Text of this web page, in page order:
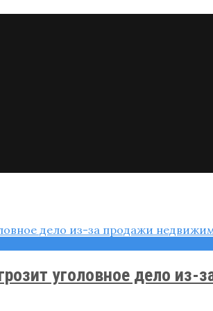
уголовное дело